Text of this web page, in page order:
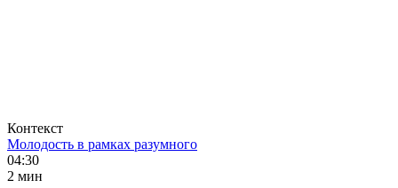
Контекст
Молодость в рамках разумного
04:30
2 мин